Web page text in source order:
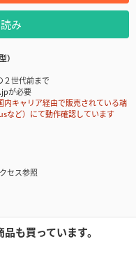
み
）
２世代前まで
が必要
キャリア経由で販売されている端
など）にて動作確認しています
セス参照
も買っています。